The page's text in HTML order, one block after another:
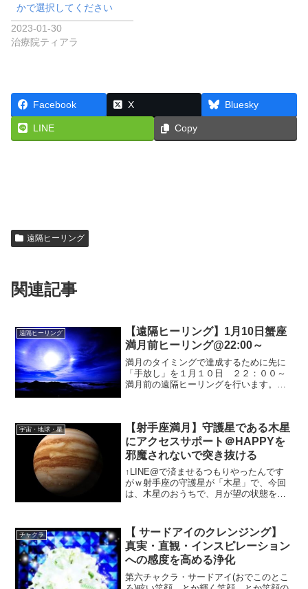
かで選択してください
2023-01-30
治療院ティアラ
Facebook X Bluesky
LINE Copy
遠隔ヒーリング
関連記事
遠隔ヒーリング
【遠隔ヒーリング】1月10日蟹座
満月前ヒーリング@22:00～
満月のタイミングで達成するために先に
「手放し」を１月１０日 ２２：００～
満月前の遠隔ヒーリングを行います。よ
な、愛情深い星座。身...
宇宙・地球・星
【射手座満月】守護星である木星
にアクセスサポート＠HAPPYを
邪魔されないで突き抜ける
↑LINE@で済ませるつもりやったんです
がｗ射手座の守護星が「木星」で、今回
は、木星のおうちで、月が望の状態を迎
もピカピカしているのでｗその光に惹き
つけられるように今...
チャクラ
【 サードアイのクレンジング】
真実・直観・インスピレーション
への感度を高める浄化
第六チャクラ・サードアイ(おでこのとこ